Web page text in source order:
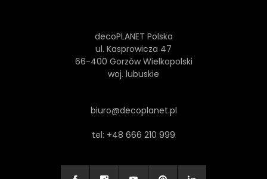
decoPLANET Polska
ul. Kasprowicza 47
66-400 Gorzów Wielkopolski
woj. lubuskie
biuro@decoplanet.pl
tel: +48 666 210 999